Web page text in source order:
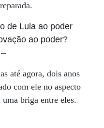
de Lula ao poder
ao poder?
–
até agora, dois anos
com ele no aspecto
briga entre eles.